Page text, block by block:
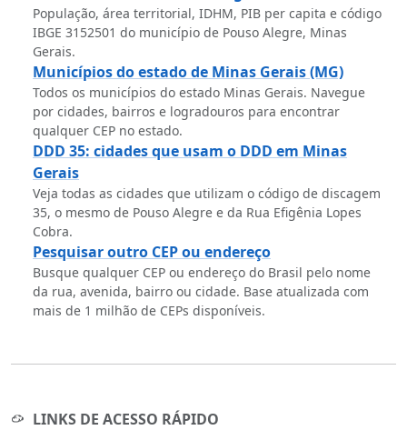
População, área territorial, IDHM, PIB per capita e código
IBGE 3152501 do município de Pouso Alegre, Minas
Gerais.
Municípios do estado de Minas Gerais (MG)
Todos os municípios do estado Minas Gerais. Navegue
por cidades, bairros e logradouros para encontrar
qualquer CEP no estado.
DDD 35: cidades que usam o DDD em Minas
Gerais
Veja todas as cidades que utilizam o código de discagem
35, o mesmo de Pouso Alegre e da Rua Efigênia Lopes
Cobra.
Pesquisar outro CEP ou endereço
Busque qualquer CEP ou endereço do Brasil pelo nome
da rua, avenida, bairro ou cidade. Base atualizada com
mais de 1 milhão de CEPs disponíveis.
LINKS DE ACESSO RÁPIDO